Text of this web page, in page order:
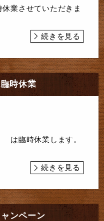
業させていただきま
続きを見る
時休業
は臨時休業します。
続きを見る
ンペーン